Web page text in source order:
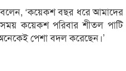
‘কয়েকশ বছর ধরে আমাদের
কয়েকশ পরিবার শীতল পাটি
পেশা বদল করেছেন।’